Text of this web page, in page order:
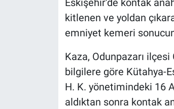
Eskişehir’de kontak
kitlenen ve yoldan
emniyet kemeri
Kaza, Odunpazarı
bilgilere göre Kütahya-
H. K. yönetimindeki 16
aldıktan sonra kontak